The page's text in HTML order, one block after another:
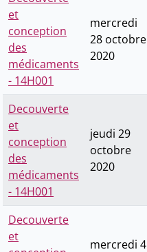
et
conception
des
médicaments
- 14H001
mercredi
28 octobre
2020
Decouverte
et
conception
des
médicaments
- 14H001
jeudi 29
octobre
2020
Decouverte
et
mercredi 4